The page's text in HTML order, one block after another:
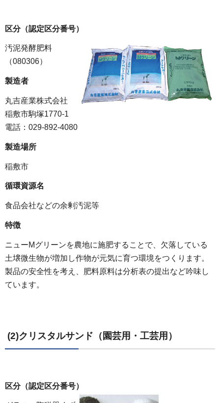
区分（認定区分番号）
汚泥発酵肥料
（080306）
製造者
丸吉産業株式会社
稲敷市駒塚1770-1
電話：029-892-4080
製造場所
稲敷市
循環資源名
食品会社などの余剰汚泥等
特徴
ニューMグリーンを農地に施肥することで、欠落している
土壌微生物が増加し作物が元気に育つ環境をつくります。
製品の安全性を考え、肥料原料は分析表の提出など吟味し
ています。
(2)クリスタルサンド（園芸用・工芸用）
区分（認定区分番号）